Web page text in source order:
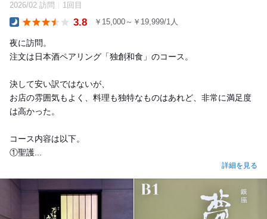
2026/02 訪問 1回目
3.8 ￥15,000～￥19,999/1人
夜に訪問。
注文は日本酒ペアリング「独創和食」のコース。
決して安い訳ではないが、
お店の雰囲気もよく、料理も独特なものはあれど、非常に満足度
は高かった。
コース内容は以下。
①聖護...
詳細を見る